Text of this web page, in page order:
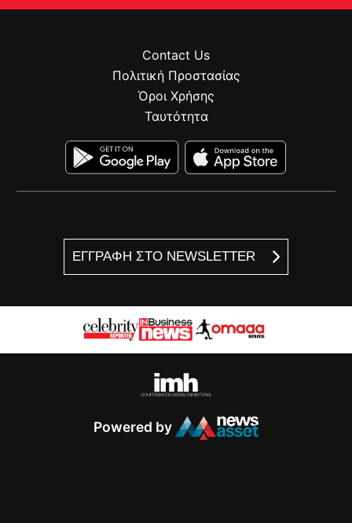
ΕΓΓΡΑΦΗ ΣΤΟ NEWSLETTER
Contact Us
Πολιτική Προστασίας
Όροι Χρήσης
Ταυτότητα
Powered by